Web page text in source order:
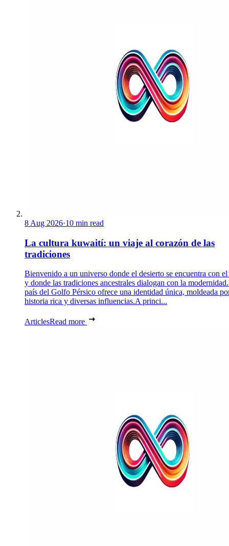
8 Aug 2026·10 min read
La cultura kuwaití: un viaje al corazón de las
tradiciones
Bienvenido a un universo donde el desierto se encuentra con el
y donde las tradiciones ancestrales dialogan con la
país del Golfo Pérsico ofrece una identidad única, moldeada
historia rica y diversas influencias.A princi...
ArticlesRead more